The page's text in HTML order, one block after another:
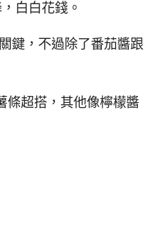
白白花錢。
鍵，不過除了番茄醬跟
條超搭，其他像檸檬醬